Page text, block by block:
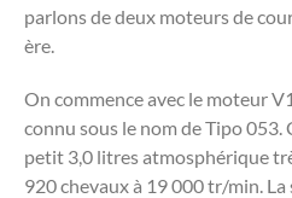
parlons de deux moteurs de
ère.
On commence avec le moteur
connu sous le nom de Tipo 053.
petit 3,0 litres atmosphérique
920 chevaux à 19 000 tr/min.